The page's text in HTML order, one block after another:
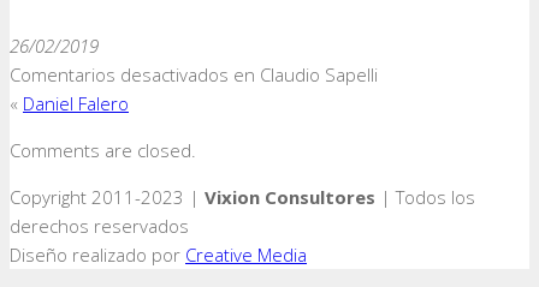
26/02/2019
Comentarios desactivados en Claudio Sapelli
« Daniel Falero
Comments are closed.
Copyright 2011-2023 | Vixion Consultores | Todos los
derechos reservados
Diseño realizado por Creative Media